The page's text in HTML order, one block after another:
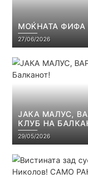
МОЌНАТА ФИФА
27/06/2026
ЈАКА МАЛУС,
КЛУБ НА
29/05/2026